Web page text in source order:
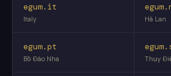
egum.it
Italy Hà Lan
egum.pt
Bồ Đào Nha Thụy